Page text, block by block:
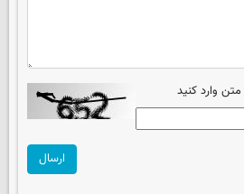
وارد کنید
ارسال